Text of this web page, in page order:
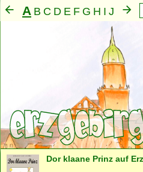
A B C D E F G H I J
P
Geist
Nahrung·Natur
Dor klaane Prinz auf